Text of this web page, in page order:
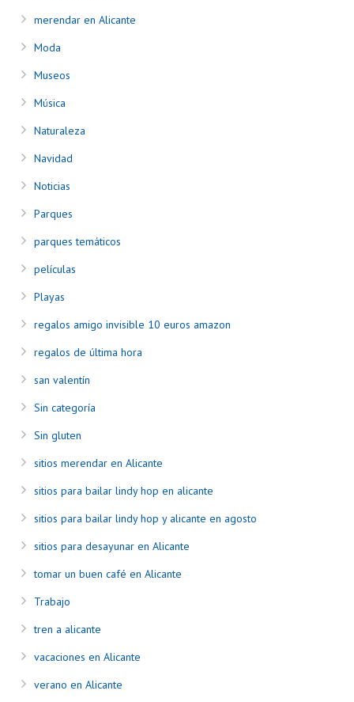
merendar en Alicante
Moda
Museos
Música
Naturaleza
Navidad
Noticias
Parques
parques temáticos
películas
Playas
regalos amigo invisible 10 euros amazon
regalos de última hora
san valentín
Sin categoría
Sin gluten
sitios merendar en Alicante
sitios para bailar lindy hop en alicante
sitios para bailar lindy hop y alicante en agosto
sitios para desayunar en Alicante
tomar un buen café en Alicante
Trabajo
tren a alicante
vacaciones en Alicante
verano en Alicante